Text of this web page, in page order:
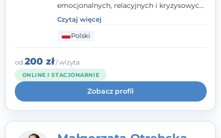
emocjonalnych, relacyjnych i kryzysowych,
w tym z osobami po doświadczeniach
przemocy. Ukończyłam psychologię
kliniczną oraz studia podyplomowe z
interwencji kryzysowej i seksuologii
klinicznej na SWPS we Wrocławiu. W pracy
kieruję się empatią, etyką zawodową i
uważnością na potrzeby klienta.
Czytaj więcej
Polski
od 200 zł/ wizyta
ONLINE I STACJONARNIE
Zobacz profil